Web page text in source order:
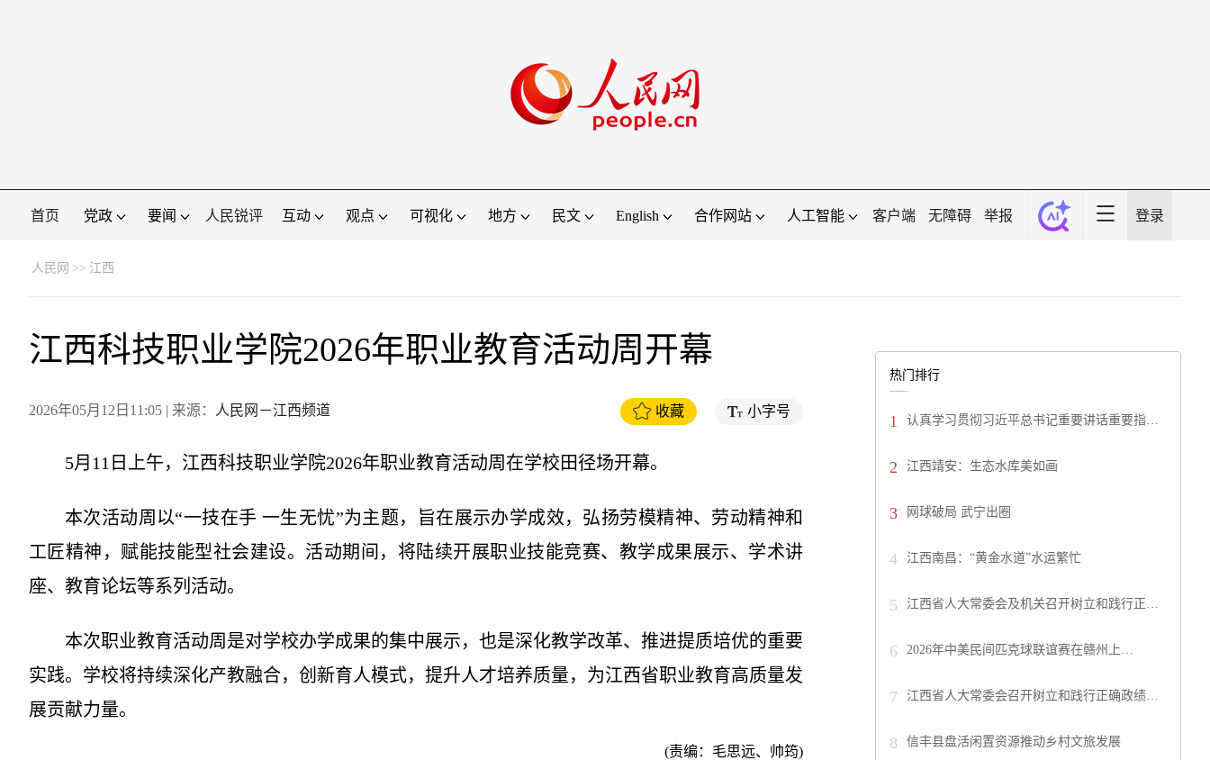
首页 党政 要闻 人民锐评 互动 观点 可视化 地方 民文 English 合作网站 人工智能 客户端 无障碍 举报 登录
人民网 >> 江西
江西科技职业学院2026年职业教育活动周开幕
2026年05月12日11:05 | 来源： 人民网－江西频道 收藏 小字号
5月11日上午，江西科技职业学院2026年职业教育活动周在学校田径场开幕。
本次活动周以“一技在手 一生无忧”为主题，旨在展示办学成效，弘扬劳模精神、劳动精神和
工匠精神，赋能技能型社会建设。活动期间，将陆续开展职业技能竞赛、教学成果展示、学术讲
座、教育论坛等系列活动。
本次职业教育活动周是对学校办学成果的集中展示，也是深化教学改革、推进提质培优的重要
实践。学校将持续深化产教融合，创新育人模式，提升人才培养质量，为江西省职业教育高质量发
展贡献力量。
(责编：毛思远、帅筠)
热门排行
1 认真学习贯彻习近平总书记重要讲话重要指…
2 江西靖安：生态水库美如画
3 网球破局 武宁出圈
4 江西南昌：“黄金水道”水运繁忙
5 江西省人大常委会及机关召开树立和践行正…
6 2026年中美民间匹克球联谊赛在赣州上…
7 江西省人大常委会召开树立和践行正确政绩…
8 信丰县盘活闲置资源推动乡村文旅发展